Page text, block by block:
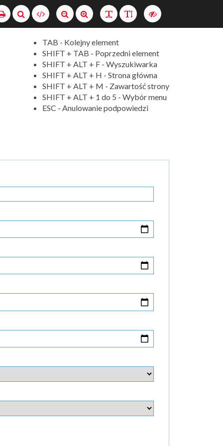
Drukuj
SzukajWersja
XML
Ustaw
normalny
czcionki
Ustaw
duży
czcionki
Zmień
odstęp
literami
Zmień
interlinię
Włącz
wersję
kontraście
TAB - Kolejny element
SHIFT + TAB - Poprzedni element
SHIFT + ALT + F - Wyszukiwarka
SHIFT + ALT + H - Strona główna
SHIFT + ALT + M - Zawartość strony
SHIFT + ALT + 1 do 5 - Wybór menu
ESC - Anulowanie podpowiedzi